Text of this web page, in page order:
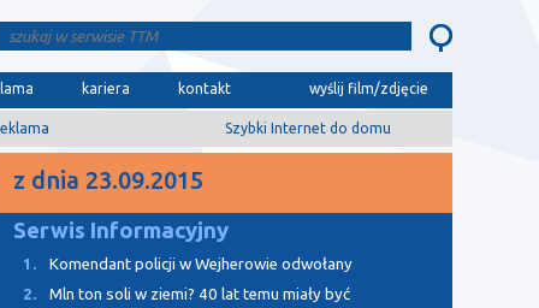
kariera kontakt wyślij film/zdjęcie
Szybki Internet do domu
z dnia 23.09.2015
Serwis Informacyjny
1.
Komendant policji w Wejherowie odwołany
2.
Mln ton soli w ziemi? 40 lat temu miały być